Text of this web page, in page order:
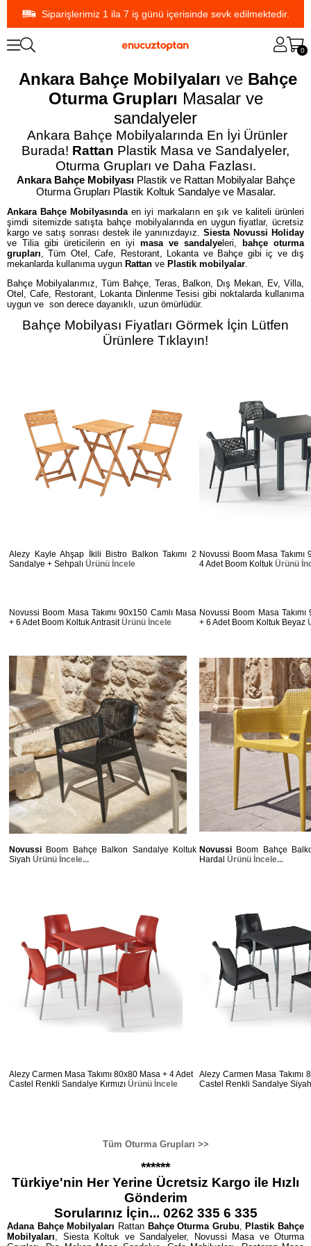
Siparişlerimiz 1 ila 7 iş günü içerisinde sevk edilmektedir.
0
Ankara Bahçe Mobilyaları ve Bahçe
Oturma Grupları Masalar ve
sandalyeler
Ankara Bahçe Mobilyalarında En İyi Ürünler
Burada! Rattan Plastik Masa ve Sandalyeler,
Oturma Grupları ve Daha Fazlası.
Ankara Bahçe MobilyasıPlastik ve Rattan Mobilyalar Bahçe
Oturma Grupları Plastik Koltuk Sandalye ve Masalar.
Ankara Bahçe Mobilyasında en iyi markaların en şık ve kaliteli ürünleri
şimdi sitemizde satışta bahçe mobilyalarında en uygun fiyatlar, ücretsiz
kargo ve satış sonrası destek ile yanınızdayız.Siesta Novussi Holiday
ve Tilia gibi üreticilerin en iyi masa ve sandalye leri,
bahçe oturma
grupları , Tüm Otel, Cafe, Restorant, Lokanta ve Bahçe gibi iç ve dış
mekanlarda kullanıma uygun Rattan ve Plastik mobilyalar
Bahçe Mobilyalarımız, Tüm Bahçe, Teras, Balkon, Dış Mekan, Ev, Villa,
Otel, Cafe, Restorant, Lokanta Dinlenme Tesisi gibi noktalarda kullanıma
uygun ve son derece dayanıklı, uzun ömürlüdür.
Bahçe Mobilyası Fiyatları Görmek İçin Lütfen
Ürünlere Tıklayın!
Alezy Kayle Ahşap İkili Bistro Balkon Takımı 2
Sandalye + Sehpalı Ürünü İncele
Novussi Boom Masa Takımı
4 Adet Boom Koltuk Ürünü
Novussi Boom Masa Takımı 90x150 Camlı Masa
+ 6 Adet Boom Koltuk AntrasitÜrünü İncele
Novussi Boom Masa
+ 6 Adet Boom Koltuk Beyaz
Novussi Boom Bahçe Balkon Sandalye Koltuk
Siyah Ürünü İncele...
Novussi Boom Bahçe
Hardal Ürünü İncele...
Alezy Carmen Masa Takımı 80x80 Masa + 4 Adet
Castel Renkli Sandalye Kırmızı Ürünü İncele
Alezy Carmen Masa Takımı
Castel Renkli Sandalye
Tüm Oturma Grupları >>
******
Türkiye'nin Her Yerine Ücretsiz Kargo ile Hızlı
Gönderim
Sorularınız İçin... 0262 335 6 335
Adana Bahçe Mobilyaları Rattan Bahçe Oturma Grubu
Plastik Bahçe
Mobilyaları , Siesta Koltuk ve Sandalyeler, Novussi Masa ve Oturma